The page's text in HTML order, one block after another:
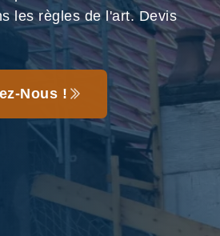
les règles de l'art. Devis
Nous !